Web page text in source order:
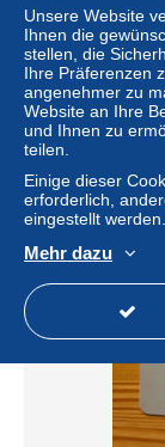
Status
Unsere Website
Ihnen die
stellen, die
Ihre Präferenzen
angenehmer zu
Website an Ihre
und Ihnen zu
teilen.
Einige dieser
erforderlich,
eingestellt werden.
Mehr dazu